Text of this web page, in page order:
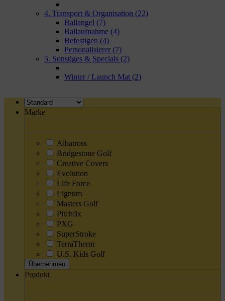
4. Transport & Organisation (22)
Ballangel (7)
Ballaufnahme (4)
Befestigen (4)
Personalisierer (7)
5. Sonstiges & Specials (2)
Winter / Launch Mat (2)
Marke
Albatross
Bridgestone Golf
Creative Covers
Evolution
Life Force
Lignum
Masters Golf
Pitchfix
PXG
SuperStroke
TerraTherm
U.S. Kids Golf
Übernehmen
Produkt